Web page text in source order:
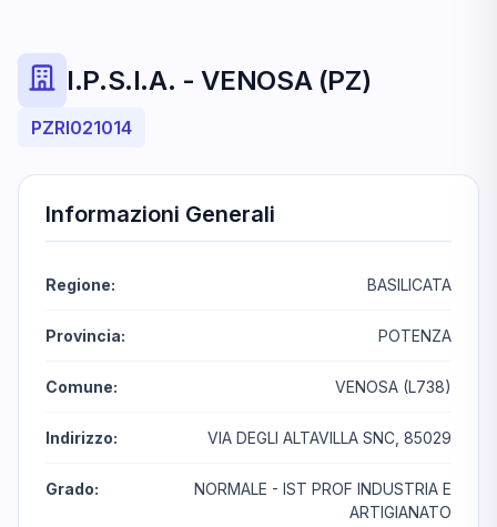
I.P.S.I.A. - VENOSA (PZ)
PZRI021014
Informazioni Generali
Regione: BASILICATA
Provincia: POTENZA
Comune: VENOSA (L738)
Indirizzo: VIA DEGLI ALTAVILLA SNC, 85029
Grado:
NORMALE - IST PROF INDUSTRIA E
ARTIGIANATO